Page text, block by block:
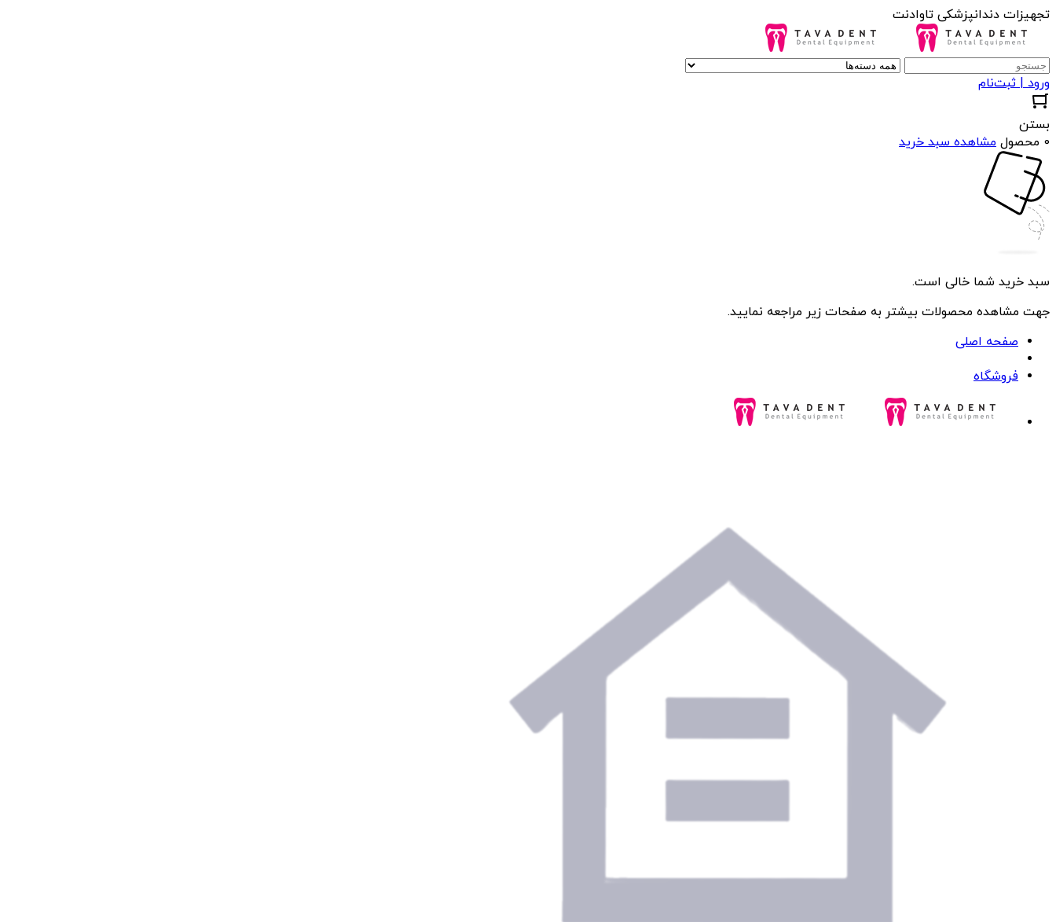
تجهیزات دندانپزشکی تاوادنت
ورود | ثبت‌نام
بستن
0 محصول
مشاهده سبد خرید
سبد خرید شما خالی است.
جهت مشاهده محصولات بیشتر به صفحات زیر مراجعه نمایید.
صفحه اصلی
فروشگاه